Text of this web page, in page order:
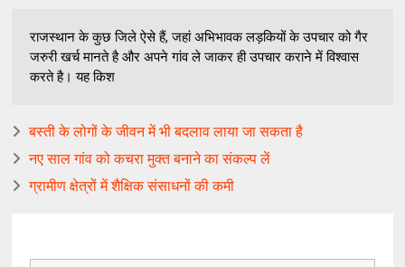
राजस्थान के कुछ जिले ऐसे हैं, जहां अभिभावक लड़कियों के उपचार को गैर
जरुरी खर्च मानते है और अपने गांव ले जाकर ही उपचार कराने में विश्वास
करते है। यह किश
बस्ती के लोगों के जीवन में भी बदलाव लाया जा सकता है
नए साल गांव को कचरा मुक्त बनाने का संकल्प लें
ग्रामीण क्षेत्रों में शैक्षिक संसाधनों की कमी